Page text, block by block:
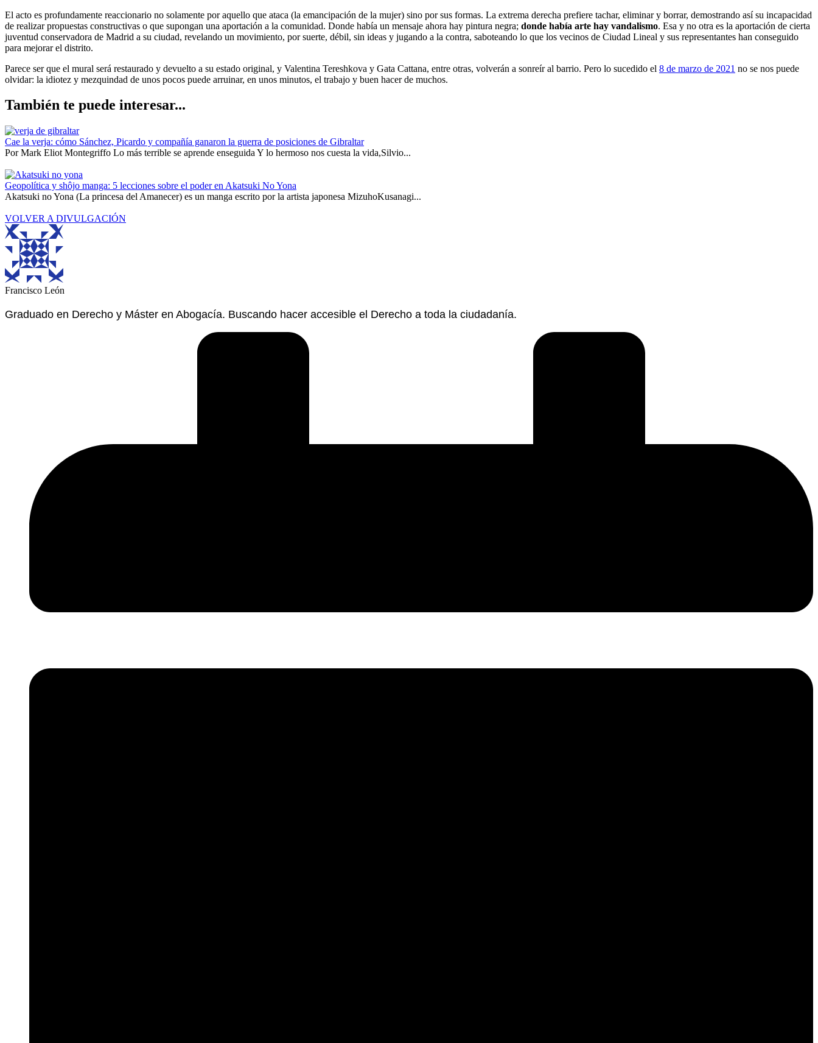
El acto es profundamente reaccionario no solamente por aquello que ataca (la emancipación de la mujer) sino por sus formas. La extrema derecha prefiere tachar, eliminar y borrar, demostrando así su incapacidad
de realizar propuestas constructivas o que supongan una aportación a la comunidad. Donde había un mensaje ahora hay pintura negra; donde había arte hay vandalismo. Esa y no otra es la aportación de cierta
juventud conservadora de Madrid a su ciudad, revelando un movimiento, por suerte, débil, sin ideas y jugando a la contra, saboteando lo que los vecinos de Ciudad Lineal y sus representantes han conseguido
para mejorar el distrito.
Parece ser que el mural será restaurado y devuelto a su estado original, y Valentina Tereshkova y Gata Cattana, entre otras, volverán a sonreír al barrio. Pero lo sucedido el 8 de marzo de 2021 no se nos puede
olvidar: la idiotez y mezquindad de unos pocos puede arruinar, en unos minutos, el trabajo y buen hacer de muchos.
También te puede interesar...
Cae la verja: cómo Sánchez, Picardo y compañía ganaron la guerra de posiciones de Gibraltar
Por Mark Eliot Montegriffo Lo más terrible se aprende enseguida Y lo hermoso nos cuesta la vida,Silvio...
Geopolítica y shôjo manga: 5 lecciones sobre el poder en Akatsuki No Yona
Akatsuki no Yona (La princesa del Amanecer) es un manga escrito por la artista japonesa MizuhoKusanagi...
VOLVER A DIVULGACIÓN
Francisco León
Graduado en Derecho y Máster en Abogacía. Buscando hacer accesible el Derecho a toda la ciudadanía.